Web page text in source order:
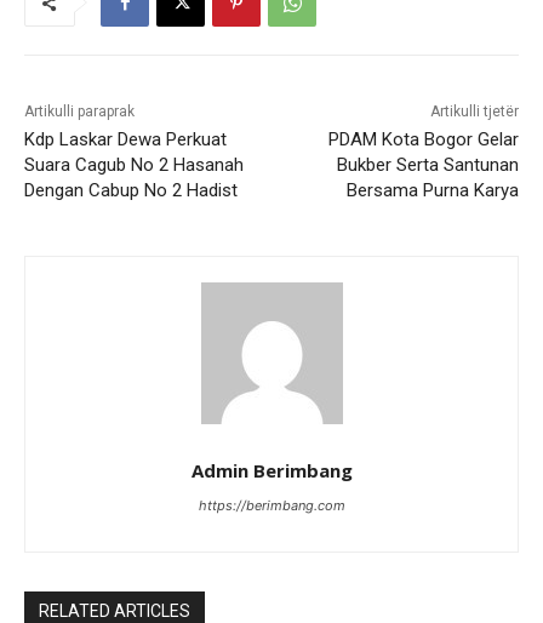
Artikulli paraprak
Kdp Laskar Dewa Perkuat
Suara Cagub No 2 Hasanah
Dengan Cabup No 2 Hadist
Artikulli tjetër
PDAM Kota Bogor Gelar
Bukber Serta Santunan
Bersama Purna Karya
Admin Berimbang
https://berimbang.com
RELATED ARTICLES